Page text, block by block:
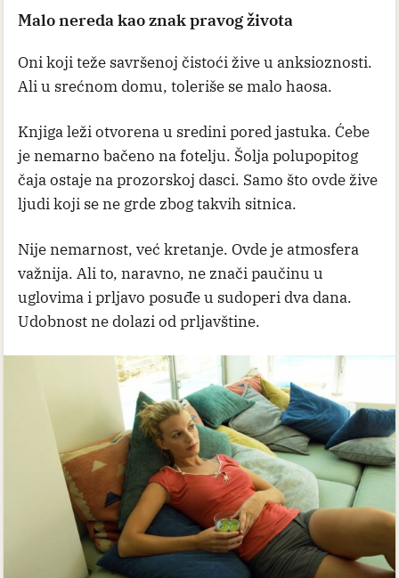
Malo nereda kao znak pravog života
Oni koji teže savršenoj čistoći žive u anksioznosti.
Ali u srećnom domu, toleriše se malo haosa.
Knjiga leži otvorena u sredini pored jastuka. Ćebe
je nemarno bačeno na fotelju. Šolja polupopitog
čaja ostaje na prozorskoj dasci. Samo što ovde žive
ljudi koji se ne grde zbog takvih sitnica.
Nije nemarnost, već kretanje. Ovde je atmosfera
važnija. Ali to, naravno, ne znači paučinu u
uglovima i prljavo posuđe u sudoperi dva dana.
Udobnost ne dolazi od prljavštine.